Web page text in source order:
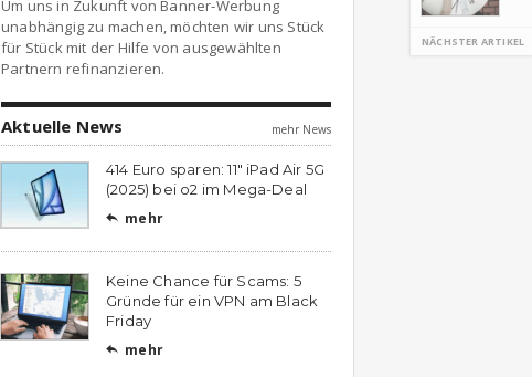
NÄCHSTER ARTIKEL
Um uns in Zukunft von Banner-Werbung
unabhängig zu machen, möchten wir uns Stück
für Stück mit der Hilfe von ausgewählten
Partnern refinanzieren.
Aktuelle News mehr News
414 Euro sparen: 11″ iPad Air 5G
(2025) bei o2 im Mega-Deal
 mehr
Keine Chance für Scams: 5
Gründe für ein VPN am Black
Friday
 mehr